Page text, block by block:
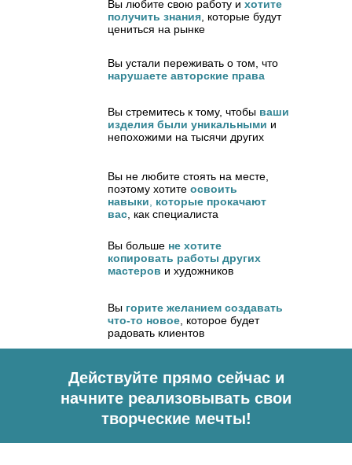
Вы любите свою работу и хотите
получить знания , которые будут
цениться на рынке
Вы устали переживать о том, что
нарушаете авторские права
Вы стремитесь к тому, чтобы ваши
изделия были уникальными и
непохожими на тысячи других
Вы не любите стоять на месте,
поэтому хотите освоить
навыки
которые прокачают
вас , как специалиста
Вы больше не хотите
копировать работы других
мастеров и художников
Вы горите желанием создавать
что-то новое , которое будет
радовать клиентов
Действуйте прямо сейчаси
начните реализовывать свои
творческие мечты!